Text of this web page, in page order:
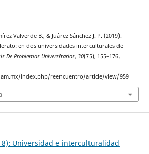
Valverde B., & Juárez Sánchez J. P. (2019).
en dos universidades interculturales de
De Problemas Universitarios, 30(75), 155–176.
index.php/reencuentro/article/view/959
Universidad e interculturalidad